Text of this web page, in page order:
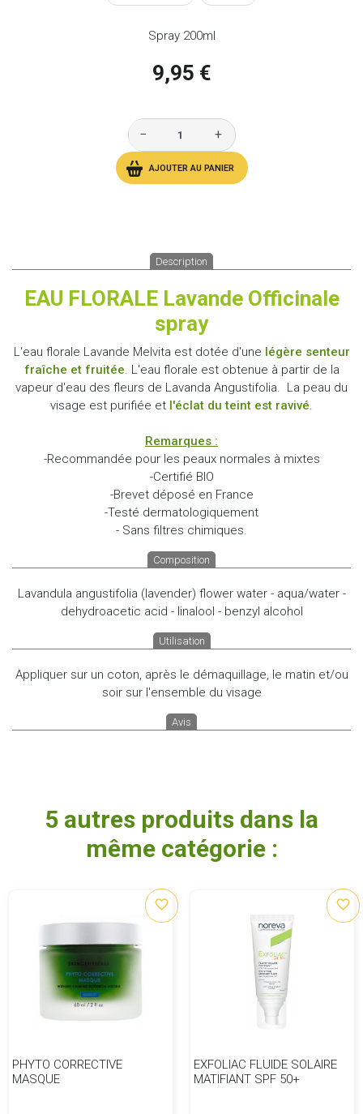
Spray 200ml
9,95 €
− +
AJOUTER AU PANIER
Description
EAU FLORALE Lavande Officinale
spray
L'eau florale Lavande Melvita est dotée d'une légère senteur
fraîche et fruitée. L'eau florale est obtenue à partir de la
vapeur d'eau des fleurs de Lavanda Angustifolia. La peau du
visage est purifiée et l'éclat du teint est ravivé.
Remarques :
-Recommandée pour les peaux normales à mixtes
-Certifié BIO
-Brevet déposé en France
-Testé dermatologiquement
- Sans filtres chimiques.
Composition
Lavandula angustifolia (lavender) flower water - aqua/water -
dehydroacetic acid - linalool - benzyl alcohol
Utilisation
Appliquer sur un coton, après le démaquillage, le matin et/ou
soir sur l'ensemble du visage
Avis
5 autres produits dans la
même catégorie :
PHYTO CORRECTIVE
MASQUE
favorite_border
EXFOLIAC FLUIDE SOLAIRE
MATIFIANT SPF 50+
favorite_border